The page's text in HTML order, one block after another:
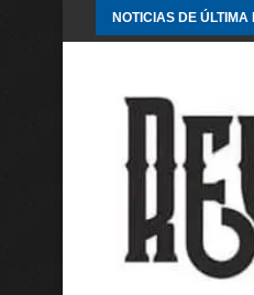
NOTICIAS DE ÚLTIMA